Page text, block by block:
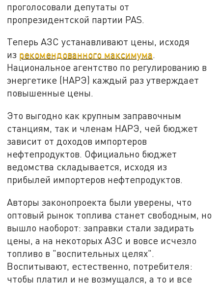
проголосовали депутаты от
пропрезидентской партии PAS.
Теперь АЗС устанавливают цены, исходя
из рекомендованного максимума.
Национальное агентство по регулированию в
энергетике (НАРЭ) каждый раз утверждает
повышенные цены.
Это выгодно как крупным заправочным
станциям, так и членам НАРЭ, чей бюджет
зависит от доходов импортеров
нефтепродуктов. Официально бюджет
ведомства складывается, исходя из
прибылей импортеров нефтепродуктов.
Авторы законопроекта были уверены, что
оптовый рынок топлива станет свободным, но
вышло наоборот: заправки стали задирать
цены, а на некоторых АЗС и вовсе исчезло
топливо в "воспительных целях".
Воспитывают, естественно, потребителя:
чтобы платил и не возмущался, а то и все